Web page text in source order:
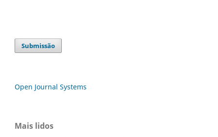
Submissão
Open Journal Systems
Mais lidos